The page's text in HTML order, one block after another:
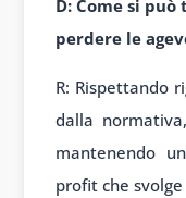
D: Come si
perdere le
R: Rispettando
dalla
mantenendo
profit che